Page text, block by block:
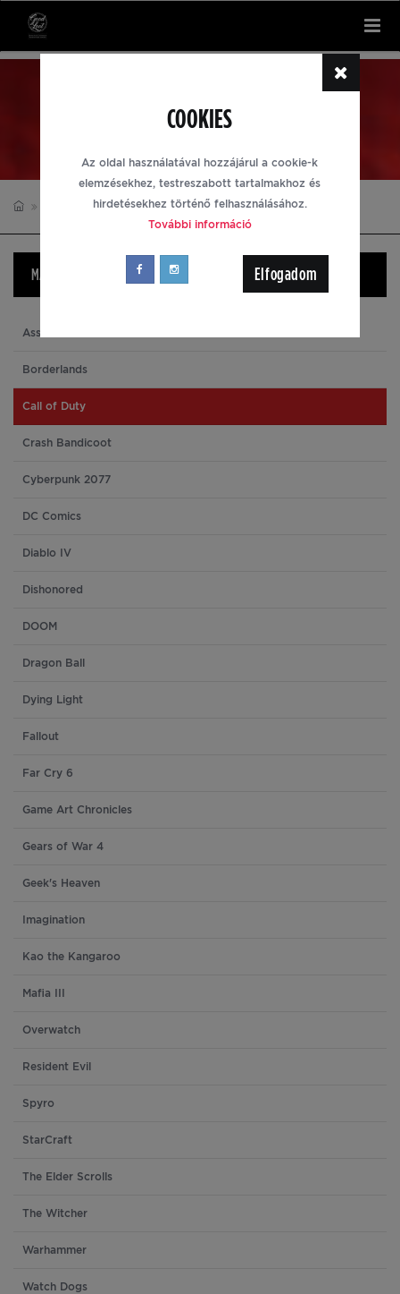
KULCSTARTÓK
KULCSTARTÓK CALL OF DUTY
MÁRKÁK
Assassin's Creed
Borderlands
Call of Duty
Crash Bandicoot
Cyberpunk 2077
DC Comics
Diablo IV
Dishonored
DOOM
Dragon Ball
Dying Light
Fallout
Far Cry 6
Game Art Chronicles
Gears of War 4
Geek's Heaven
Imagination
Kao the Kangaroo
Mafia III
Overwatch
Resident Evil
Spyro
StarCraft
The Elder Scrolls
The Witcher
Warhammer
Watch Dogs
COOKIES
Az oldal használatával hozzájárul a cookie-k
elemzésekhez, testreszabott tartalmakhoz és
hirdetésekhez történő felhasználásához.
További információ
Elfogadom